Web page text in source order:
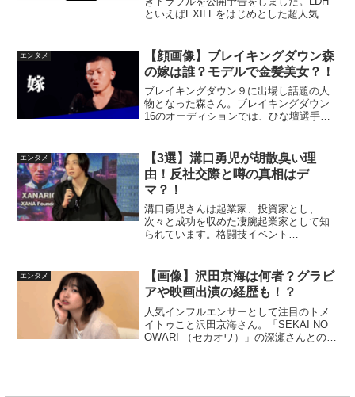
といえばEXILEをはじめとした超人気ア
ルの公開予告があり、「LDH所属のアイ
ドルって誰？」...
エンタメ
【顔画像】ブレイキングダウン森
の嫁は誰？モデルで金髪美女？！
ブレイキングダウン９に出場し話題の人
物となった森さん。ブレイキングダウン
16のオーディションでは、ひな壇選手
は「森くん結婚してたんだ！」「奥さん
は誰なんだろう？」と疑問...
エンタメ
【3選】溝口勇児が胡散臭い理
由！反社交際と噂の真相はデ
マ？！
溝口勇児さんは起業家、投資家とし、
次々と成功を収めた凄腕起業家として知
られています。格闘技イベント
のではないでしょうか。しかし、最近で
はその活動の裏...
エンタメ
【画像】沢田京海は何者？グラビ
アや映画出演の経歴も！？
人気インフルエンサーとして注目のトメ
イトゥこと沢田京海さん。「SEKAI NO
OWARI （セカオワ）」の深瀬さんとの熱